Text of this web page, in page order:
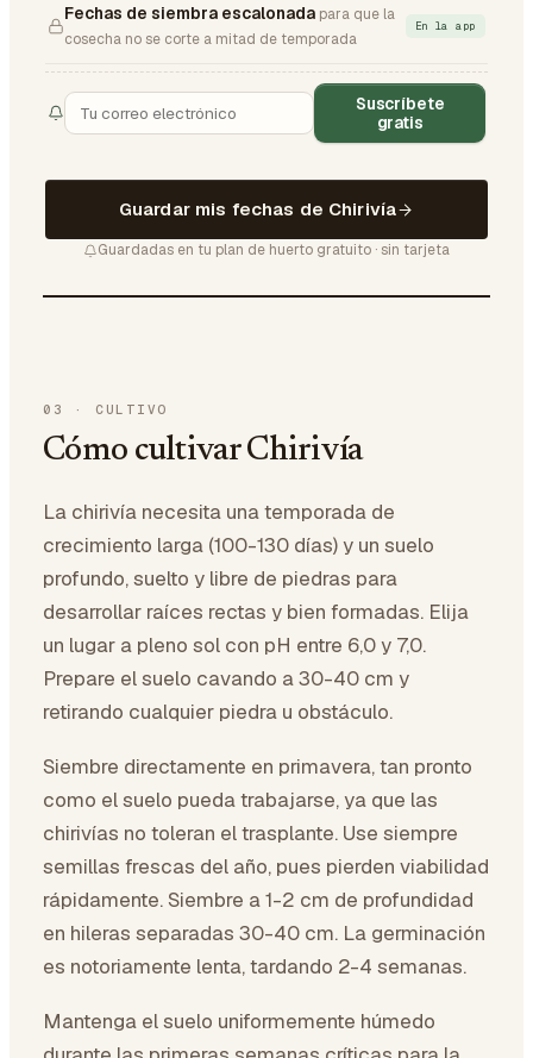
Fechas de siembra escalonada para que la
cosecha no se corte a mitad de temporada
En la app
Suscríbete
gratis
Guardar mis fechas de Chirivía
Guardadas en tu plan de huerto gratuito · sin tarjeta
03 · CULTIVO
Cómo cultivar Chirivía
La chirivía necesita una temporada de
crecimiento larga (100-130 días) y un suelo
profundo, suelto y libre de piedras para
desarrollar raíces rectas y bien formadas. Elija
un lugar a pleno sol con pH entre 6,0 y 7,0.
Prepare el suelo cavando a 30-40 cm y
retirando cualquier piedra u obstáculo.
Siembre directamente en primavera, tan pronto
como el suelo pueda trabajarse, ya que las
chirivías no toleran el trasplante. Use siempre
semillas frescas del año, pues pierden viabilidad
rápidamente. Siembre a 1-2 cm de profundidad
en hileras separadas 30-40 cm. La germinación
es notoriamente lenta, tardando 2-4 semanas.
Mantenga el suelo uniformemente húmedo